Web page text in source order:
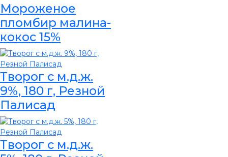
Мороженое
пломбир малина-
кокос 15%
Творог с м.д.ж.
9%, 180 г, Резной
Палисад
Творог с м.д.ж.